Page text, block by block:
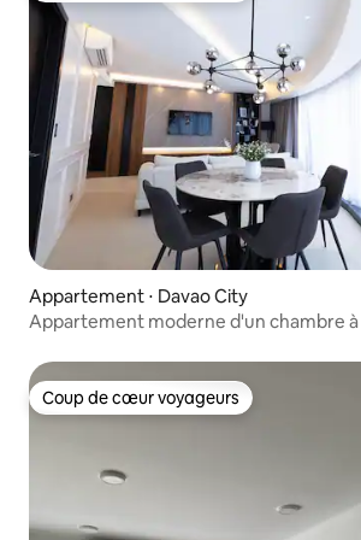
Appartement ⋅ Davao City
Appartement moderne d'un chambre
Coup de cœur voyageurs
Coup de cœur voyageurs